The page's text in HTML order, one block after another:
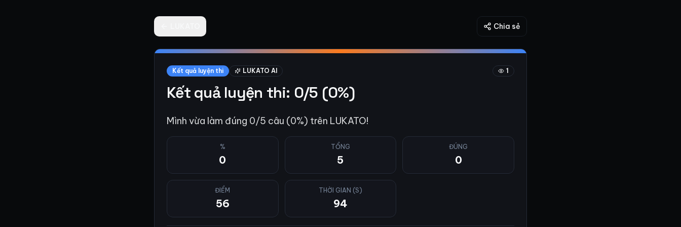
Chia sẻ
Kết quả luyện thi LUKATO AI 1
Kết quả luyện thi: 0/5 (0%)
Mình vừa làm đúng 0/5 câu (0%) trên LUKATO!
%
0
TỔNG
5
ĐÚNG
0
ĐIỂM
56
THỜI GIAN (S)
94